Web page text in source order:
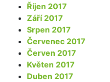
Říjen 2017
Září 2017
Srpen 2017
Červenec 2017
Červen 2017
Květen 2017
Duben 2017